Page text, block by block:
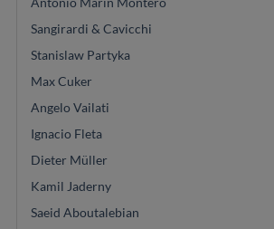
Sangirardi & Cavicchi
Stanislaw Partyka
Max Cuker
Angelo Vailati
Ignacio Fleta
Dieter Müller
Kamil Jaderny
Saeid Aboutalebian